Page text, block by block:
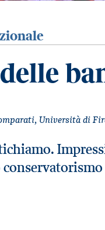
Università di